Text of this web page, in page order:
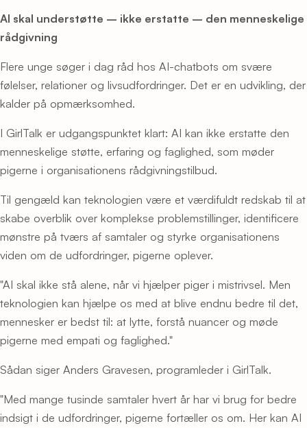
AI skal understøtte – ikke erstatte – den menneskelige
rådgivning
Flere unge søger i dag råd hos AI-chatbots om svære
følelser, relationer og livsudfordringer. Det er en udvikling, der
kalder på opmærksomhed.
I GirlTalk er udgangspunktet klart: AI kan ikke erstatte den
menneskelige støtte, erfaring og faglighed, som møder
pigerne i organisationens rådgivningstilbud.
Til gengæld kan teknologien være et værdifuldt redskab til at
skabe overblik over komplekse problemstillinger, identificere
mønstre på tværs af samtaler og styrke organisationens
viden om de udfordringer, pigerne oplever.
"AI skal ikke stå alene, når vi hjælper piger i mistrivsel. Men
teknologien kan hjælpe os med at blive endnu bedre til det,
mennesker er bedst til: at lytte, forstå nuancer og møde
pigerne med empati og faglighed."
Sådan siger Anders Gravesen, programleder i GirlTalk.
"Med mange tusinde samtaler hvert år har vi brug for bedre
indsigt i de udfordringer, pigerne fortæller os om. Her kan AI